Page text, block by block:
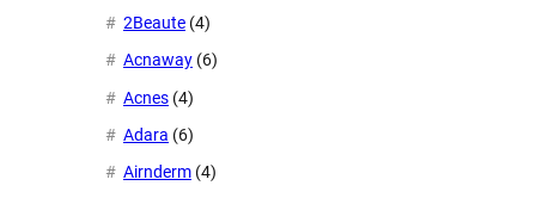
2Beaute (4)
Acnaway (6)
Acnes (4)
Adara (6)
Airnderm (4)